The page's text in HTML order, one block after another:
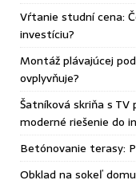
Vŕtanie studní cena:
investíciu?
Montáž plávajúcej
ovplyvňuje?
Šatníková skriňa s
moderné riešenie do
Betónovanie terasy:
Obklad na sokeľ